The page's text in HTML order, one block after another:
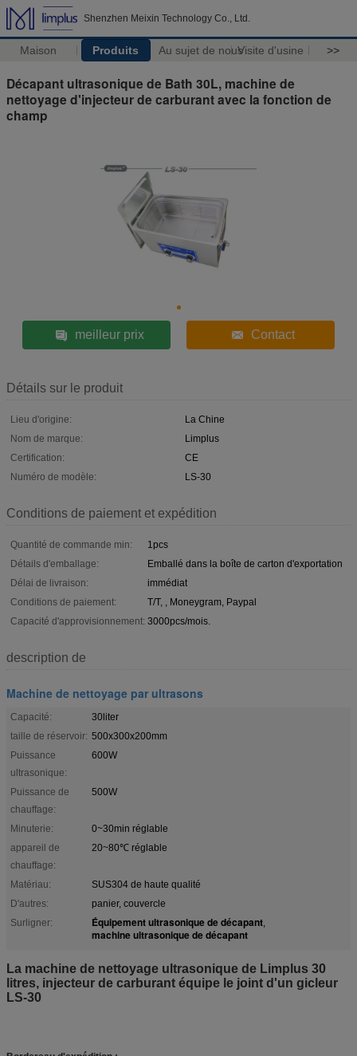
Shenzhen Meixin Technology Co., Ltd.
Maison Produits Au sujet de nousVisite d'usine >>
Décapant ultrasonique de Bath 30L, machine de
nettoyage d'injecteur de carburant avec la fonction de
champ
meilleur prix Contact
Détails sur le produit
Lieu d'origine:
La Chine
Nom de marque:
Limplus
Certification:
CE
Numéro de modèle:
LS-30
Conditions de paiement et expédition
Quantité de commande min:
1pcs
Détails d'emballage:
Emballé dans la boîte de carton d'exportation
Délai de livraison:
immédiat
Conditions de paiement:
T/T, , Moneygram, Paypal
Capacité d'approvisionnement: 3000pcs/mois.
description de
Machine de nettoyage par ultrasons
Capacité:
30liter
taille de réservoir: 500x300x200mm
Puissance
ultrasonique:
600W
Puissance de
chauffage:
500W
Minuterie:
0~30min réglable
appareil de
chauffage:
20~80℃ réglable
Matériau:
SUS304 de haute qualité
D'autres:
panier, couvercle
Surligner:
Équipement ultrasonique de décapant,
machine ultrasonique de décapant
La machine de nettoyage ultrasonique de Limplus 30
litres, injecteur de carburant équipe le joint d'un gicleur
LS-30